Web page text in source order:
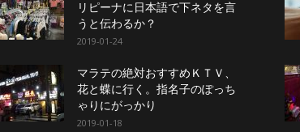
リピーナに日本語で下ネタを言
うと伝わるか？
2019-01-24
マラテの絶対おすすめＫＴＶ、
花と蝶に行く。指名子のぽっち
ゃりにがっかり
2019-01-18